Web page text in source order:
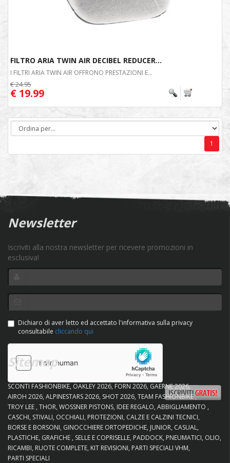
FILTRO ARIA TWIN AIR DECIBEL REDUCER...
I FILTRI ARIA TWIN AIR OFFRONO PRESTAZIONI E...
€ 24.95
€ 19.99
1
Newsletter
Iscriviti alla nostra newsletter per ricevere promozioni in
esclusiva!
Dichiaro di aver letto ed accettato l'informativa sulla privacy
consultabile cliccando qui
Sitemap
SCONTI FASHIONBIKE OAKLEY 2026 FORN 2026 GAERNE 2026
AIROH 2026 ALPINESTARS 2026 SHOT 2026 TEAM FASHIONBIKE
TROY LEE THOR WOSSNER PISTONS IDEE REGALO ABBIGLIAMENTO
CASCHI STIVALI OCCHIALI PROTEZIONI CALZE E CALZINI TECNICI
BORSE E BORSONI GINOCCHIERE ORTOPEDICHE JUNIOR CASUAL
PLASTICHE GRAFICHE SELLE E COPRISELLE PADDOCK PNEUMATICI OLIO
RICAMBI RUOTE COMPLETE KIT REVISIONI PARTI SPECIALI VHM
PARTI SPECIALI